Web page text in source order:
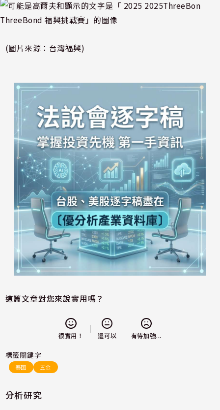
(圖片來源：台灣福興)
這篇文章對您來說實用嗎？
很實用！ 還可以 有待加強...
標籤關鍵字
泰國 五金
分析研究